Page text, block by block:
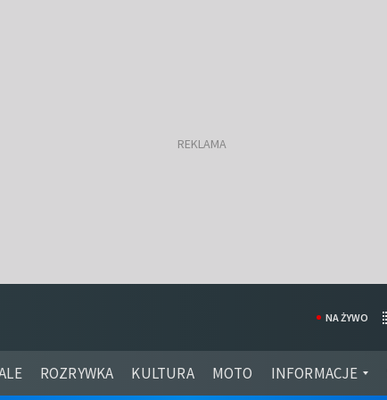
ROZRYWKA KULTURA MOTO INFORMACJE
NA ŻYWO